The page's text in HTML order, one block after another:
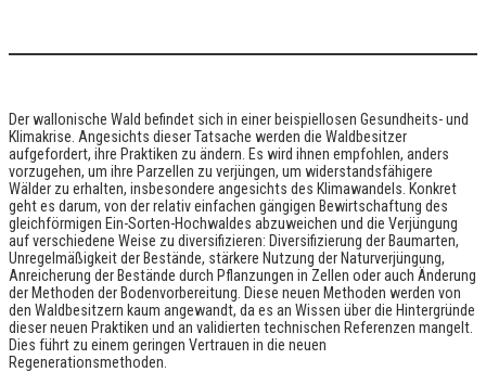
Der wallonische Wald befindet sich in einer beispiellosen Gesundheits- und
Klimakrise. Angesichts dieser Tatsache werden die Waldbesitzer
aufgefordert, ihre Praktiken zu ändern. Es wird ihnen empfohlen, anders
vorzugehen, um ihre Parzellen zu verjüngen, um widerstandsfähigere
Wälder zu erhalten, insbesondere angesichts des Klimawandels. Konkret
geht es darum, von der relativ einfachen gängigen Bewirtschaftung des
gleichförmigen Ein-Sorten-Hochwaldes abzuweichen und die Verjüngung
auf verschiedene Weise zu diversifizieren: Diversifizierung der Baumarten,
Unregelmäßigkeit der Bestände, stärkere Nutzung der Naturverjüngung,
Anreicherung der Bestände durch Pflanzungen in Zellen oder auch Änderung
der Methoden der Bodenvorbereitung. Diese neuen Methoden werden von
den Waldbesitzern kaum angewandt, da es an Wissen über die Hintergründe
dieser neuen Praktiken und an validierten technischen Referenzen mangelt.
Dies führt zu einem geringen Vertrauen in die neuen
Regenerationsmethoden.